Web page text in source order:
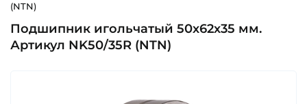
(NTN)
Подшипник игольчатый 50х62х35 мм.
Артикул NK50/35R (NTN)